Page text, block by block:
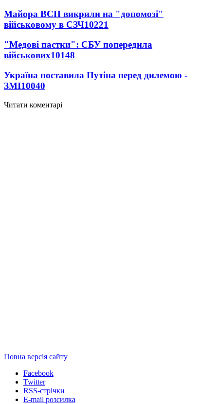
Майора ВСП викрили на "допомозі"
військовому в СЗЧ10221
"Медові пастки": СБУ попередила
військових10148
Україна поставила Путіна перед дилемою -
ЗМІ10040
Читати коментарі
Повна версія сайту
Facebook
Twitter
RSS-стрічки
E-mail розсилка